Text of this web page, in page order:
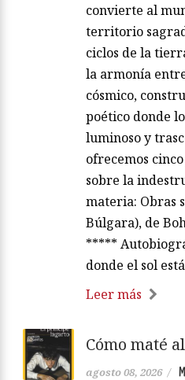
convierte al
territorio
ciclos de la
la armonía
cósmico,
poético donde
luminoso y
ofrecemos
sobre la
materia: Obras
Búlgara), de
*****
donde el sol
Leer más
Cómo maté
agosto 08, 2026 /